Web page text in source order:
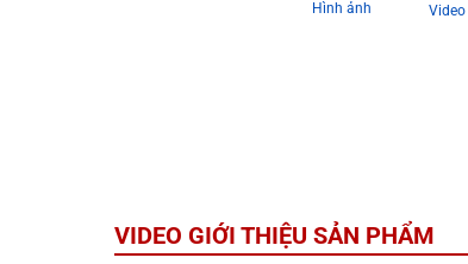
Hình ảnh Video
VIDEO GIỚI THIỆU SẢN PHẨM